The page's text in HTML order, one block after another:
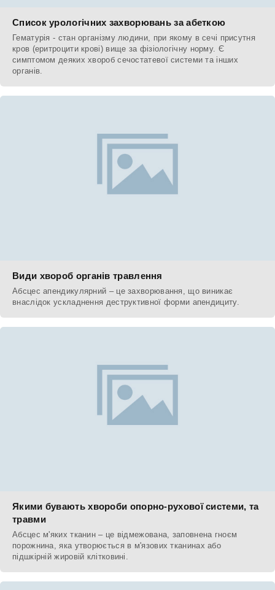
Список урологічних захворювань за абеткою
Гематурія - стан організму людини, при якому в сечі присутня
кров (еритроцити крові) вище за фізіологічну норму. Є
симптомом деяких хвороб сечостатевої системи та інших
органів.
Види хвороб органів травлення
Абсцес апендикулярний – це захворювання, що виникає
внаслідок ускладнення деструктивної форми апендициту.
Якими бувають хвороби опорно-рухової системи, та
травми
Абсцес м'яких тканин – це відмежована, заповнена гноєм
порожнина, яка утворюється в м'язових тканинах або
підшкірній жировій клітковині.